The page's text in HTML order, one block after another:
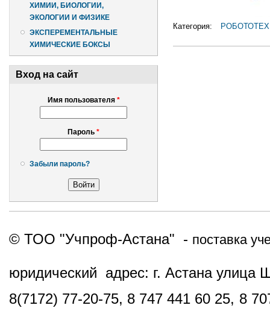
ХИМИИ, БИОЛОГИИ,
ЭКОЛОГИИ И ФИЗИКЕ
ЭКСПЕРЕМЕНТАЛЬНЫЕ
ХИМИЧЕСКИЕ БОКСЫ
Вход на сайт
Имя пользователя *
Пароль *
Забыли пароль?
Категория:
© ТОО "Учпроф-Астана" - поставка
юридический адрес: г. Астана
8(7172) 77-20-75, 8 747 441 60 25, 8